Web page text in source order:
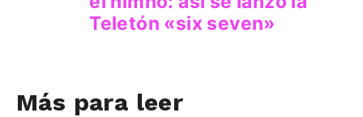
Más para leer